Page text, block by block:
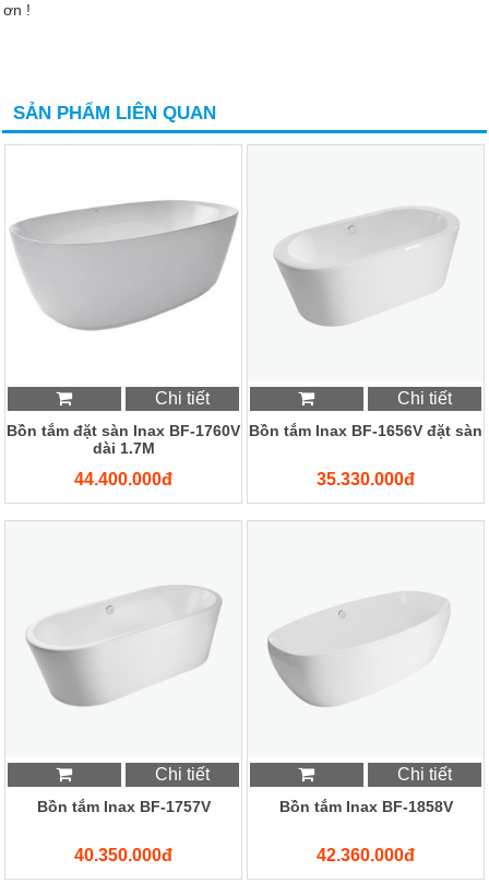
ơn !
SẢN PHẨM LIÊN QUAN
Chi tiết
Bồn tắm đặt sàn Inax BF-1760V
dài 1.7M
44.400.000đ
Chi tiết
Bồn tắm Inax BF-1656V đặt sàn
35.330.000đ
Chi tiết
Bồn tắm Inax BF-1757V
40.350.000đ
Chi tiết
Bồn tắm Inax BF-1858V
42.360.000đ